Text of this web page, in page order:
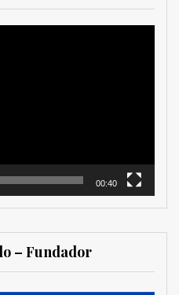
00:40
– Fundador